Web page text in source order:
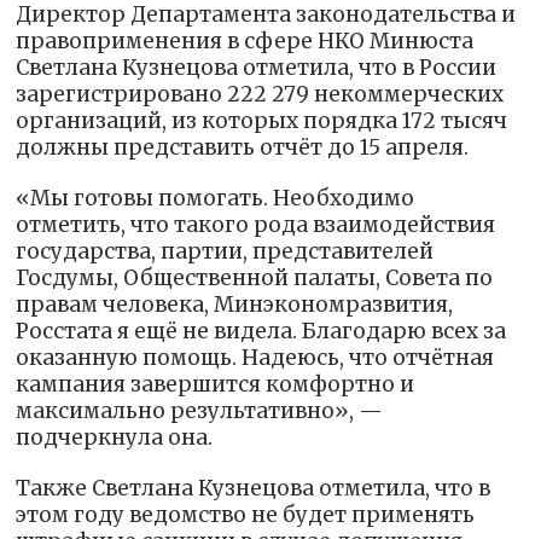
Директор Департамента законодательства и
правоприменения в сфере НКО Минюста
Светлана Кузнецова отметила, что в России
зарегистрировано 222 279 некоммерческих
организаций, из которых порядка 172 тысяч
должны представить отчёт до 15 апреля.
«Мы готовы помогать. Необходимо
отметить, что такого рода взаимодействия
государства, партии, представителей
Госдумы, Общественной палаты, Совета по
правам человека, Минэкономразвития,
Росстата я ещё не видела. Благодарю всех за
оказанную помощь. Надеюсь, что отчётная
кампания завершится комфортно и
максимально результативно», —
подчеркнула она.
Также Светлана Кузнецова отметила, что в
этом году ведомство не будет применять